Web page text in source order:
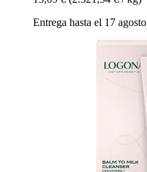
Entrega hasta el 17 agosto